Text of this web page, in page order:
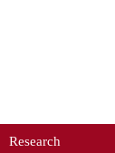
Research